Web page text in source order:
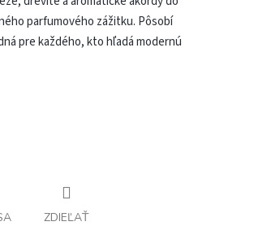
parfumového zážitku. Pôsobí
pre každého, kto hľadá modernú
ZDIEĽAŤ